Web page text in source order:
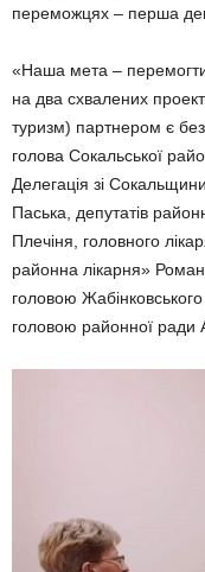
переможцях – перша
«Наша мета –
на два схвалених
туризм) партнером є
голова Сокальської
Делегація зі
Паська, депутатів
Плечіня, головного
районна лікарня»
головою
головою районної ради